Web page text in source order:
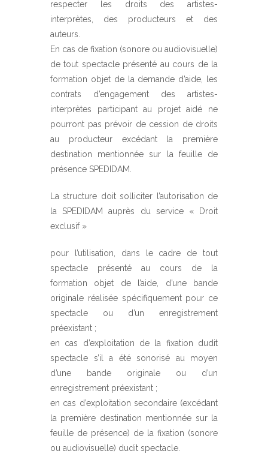
respecter les droits des artistes-
interprètes, des producteurs et des
auteurs.
En cas de fixation (sonore ou audiovisuelle)
de tout spectacle présenté au cours de la
formation objet de la demande d’aide, les
contrats d’engagement des artistes-
interprètes participant au projet aidé ne
pourront pas prévoir de cession de droits
au producteur excédant la première
destination mentionnée sur la feuille de
présence SPEDIDAM.
La structure doit solliciter l’autorisation de
la SPEDIDAM auprès du service « Droit
exclusif »
pour l’utilisation, dans le cadre de tout
spectacle présenté au cours de la
formation objet de l’aide, d’une bande
originale réalisée spécifiquement pour ce
spectacle ou d’un enregistrement
préexistant ;
en cas d’exploitation de la fixation dudit
spectacle s’il a été sonorisé au moyen
d’une bande originale ou d’un
enregistrement préexistant ;
en cas d’exploitation secondaire (excédant
la première destination mentionnée sur la
feuille de présence) de la fixation (sonore
ou audiovisuelle) dudit spectacle.